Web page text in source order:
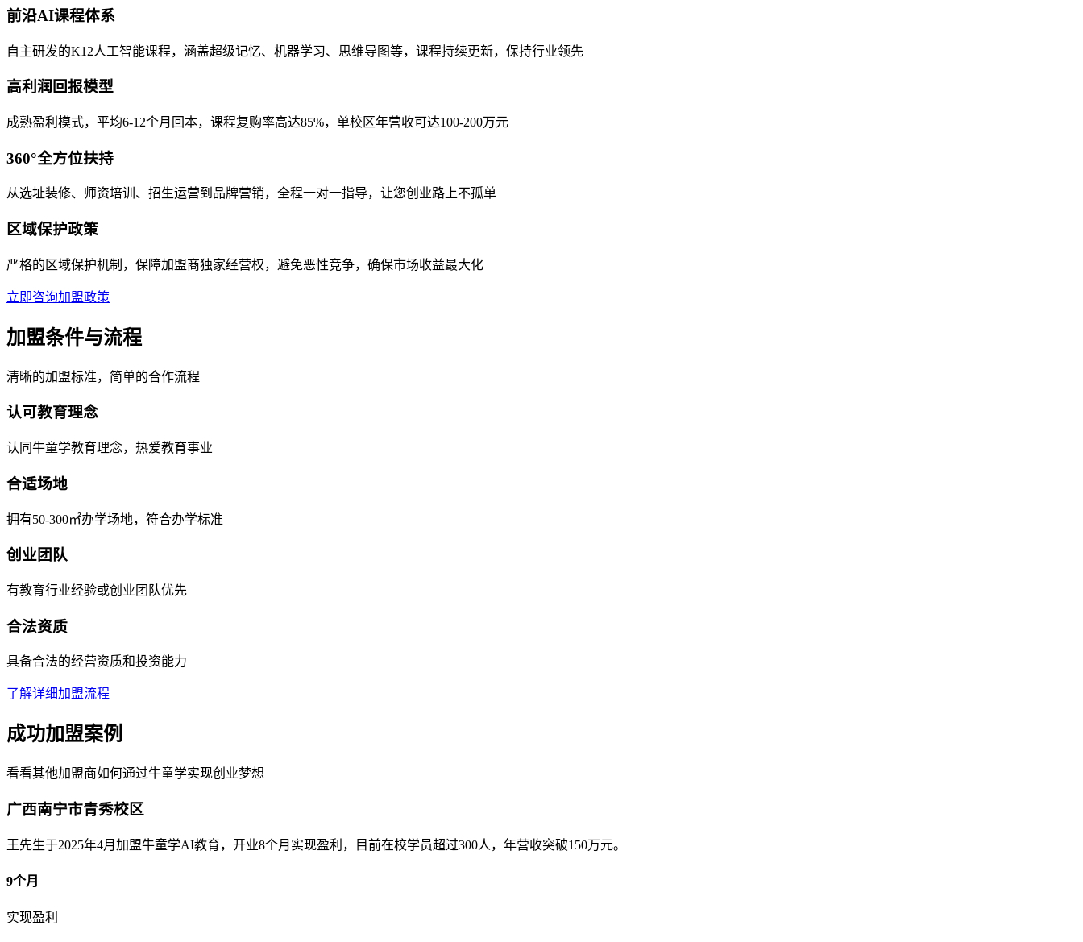
前沿AI课程体系
自主研发的K12人工智能课程，涵盖超级记忆、机器学习、思维导图等，课程持续更新，保持行业领先
高利润回报模型
成熟盈利模式，平均6-12个月回本，课程复购率高达85%，单校区年营收可达100-200万元
360°全方位扶持
从选址装修、师资培训、招生运营到品牌营销，全程一对一指导，让您创业路上不孤单
区域保护政策
严格的区域保护机制，保障加盟商独家经营权，避免恶性竞争，确保市场收益最大化
立即咨询加盟政策
加盟条件与流程
清晰的加盟标准，简单的合作流程
认可教育理念
认同牛童学教育理念，热爱教育事业
合适场地
拥有50-300㎡办学场地，符合办学标准
创业团队
有教育行业经验或创业团队优先
合法资质
具备合法的经营资质和投资能力
了解详细加盟流程
成功加盟案例
看看其他加盟商如何通过牛童学实现创业梦想
广西南宁市青秀校区
王先生于2025年4月加盟牛童学AI教育，开业8个月实现盈利，目前在校学员超过300人，年营收突破150万元。
9个月
实现盈利